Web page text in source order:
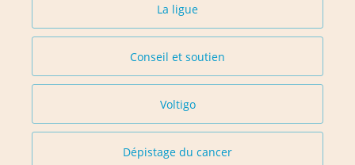
La ligue
Conseil et soutien
Voltigo
Dépistage du cancer